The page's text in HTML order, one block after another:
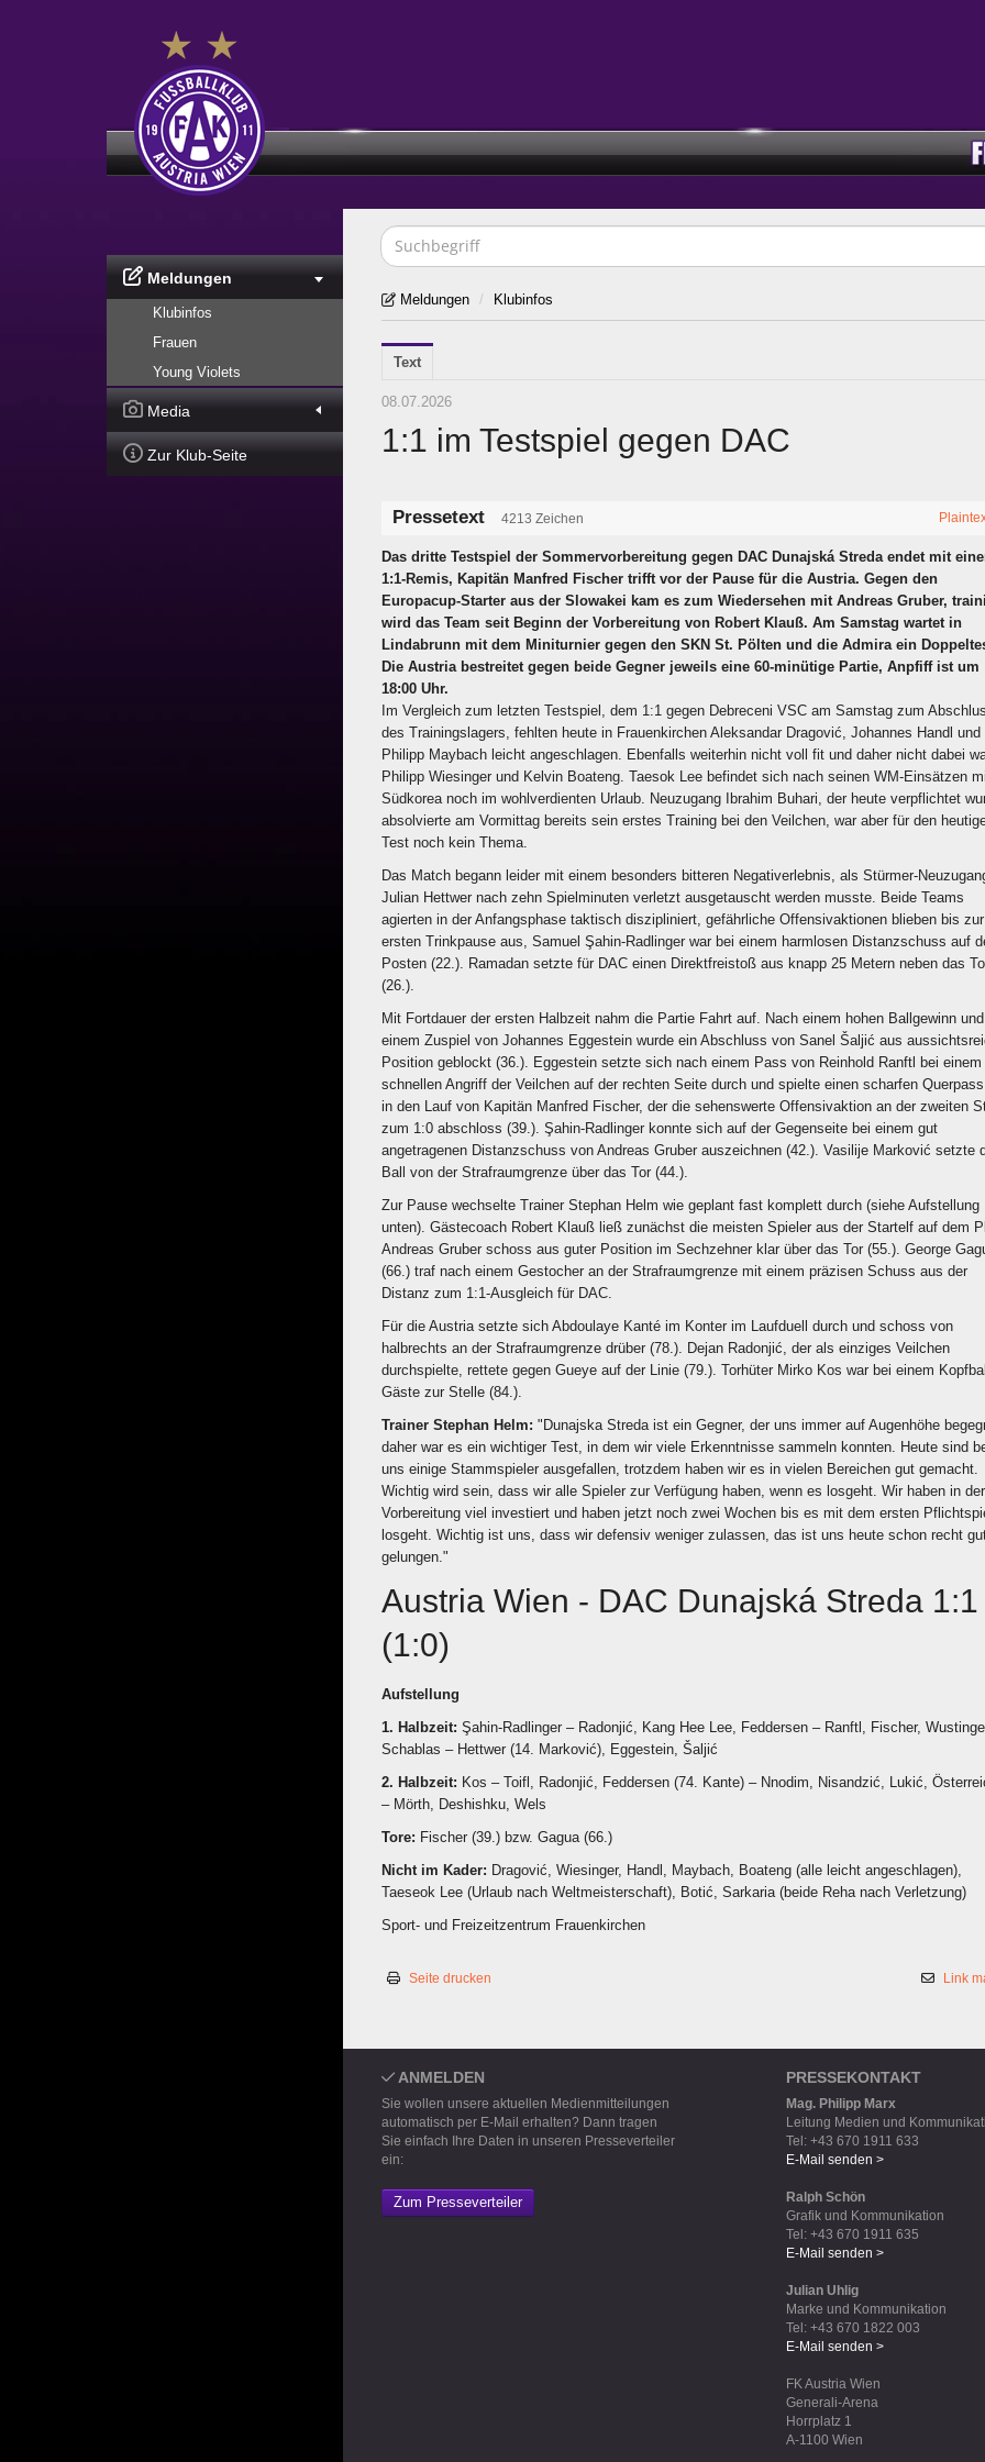
Meldungen
Klubinfos
Frauen
Young Violets
Media
Zur Klub-Seite
Meldungen / Klubinfos
Text
08.07.2026
1:1 im Testspiel gegen DAC
Pressetext 4213 Zeichen
Das dritte Testspiel der Sommervorbereitung gegen DAC Dunajská Streda endet mit
1:1-Remis, Kapitän Manfred Fischer trifft vor der Pause für die Austria. Gegen den
Europacup-Starter aus der Slowakei kam es zum Wiedersehen mit Andreas Gruber,
wird das Team seit Beginn der Vorbereitung von Robert Klauß. Am Samstag wartet in
Lindabrunn mit dem Miniturnier gegen den SKN St. Pölten und die Admira ein
Die Austria bestreitet gegen beide Gegner jeweils eine 60-minütige Partie, Anpfiff ist um
18:00 Uhr.
Im Vergleich zum letzten Testspiel, dem 1:1 gegen Debreceni VSC am Samstag zum
des Trainingslagers, fehlten heute in Frauenkirchen Aleksandar Dragović, Johannes Handl und
Philipp Maybach leicht angeschlagen. Ebenfalls weiterhin nicht voll fit und daher nicht dabei
Philipp Wiesinger und Kelvin Boateng. Taesok Lee befindet sich nach seinen WM-Einsätzen
Südkorea noch im wohlverdienten Urlaub. Neuzugang Ibrahim Buhari, der heute verpflichtet
absolvierte am Vormittag bereits sein erstes Training bei den Veilchen, war aber für den
Test noch kein Thema.
Das Match begann leider mit einem besonders bitteren Negativerlebnis, als Stürmer-
Julian Hettwer nach zehn Spielminuten verletzt ausgetauscht werden musste. Beide Teams
agierten in der Anfangsphase taktisch diszipliniert, gefährliche Offensivaktionen blieben bis zur
ersten Trinkpause aus, Samuel Şahin-Radlinger war bei einem harmlosen Distanzschuss auf
Posten (22.). Ramadan setzte für DAC einen Direktfreistoß aus knapp 25 Metern neben das
(26.).
Mit Fortdauer der ersten Halbzeit nahm die Partie Fahrt auf. Nach einem hohen Ballgewinn und
einem Zuspiel von Johannes Eggestein wurde ein Abschluss von Sanel Šaljić aus
Position geblockt (36.). Eggestein setzte sich nach einem Pass von Reinhold Ranftl bei einem
schnellen Angriff der Veilchen auf der rechten Seite durch und spielte einen scharfen Querpass
in den Lauf von Kapitän Manfred Fischer, der die sehenswerte Offensivaktion an der zweiten
zum 1:0 abschloss (39.). Şahin-Radlinger konnte sich auf der Gegenseite bei einem gut
angetragenen Distanzschuss von Andreas Gruber auszeichnen (42.). Vasilije Marković setzte
Ball von der Strafraumgrenze über das Tor (44.).
Zur Pause wechselte Trainer Stephan Helm wie geplant fast komplett durch (siehe Aufstellung
unten). Gästecoach Robert Klauß ließ zunächst die meisten Spieler aus der Startelf auf dem
Andreas Gruber schoss aus guter Position im Sechzehner klar über das Tor (55.). George
(66.) traf nach einem Gestocher an der Strafraumgrenze mit einem präzisen Schuss aus der
Distanz zum 1:1-Ausgleich für DAC.
Für die Austria setzte sich Abdoulaye Kanté im Konter im Laufduell durch und schoss von
halbrechts an der Strafraumgrenze drüber (78.). Dejan Radonjić, der als einziges Veilchen
durchspielte, rettete gegen Gueye auf der Linie (79.). Torhüter Mirko Kos war bei einem
Gäste zur Stelle (84.).
Trainer Stephan Helm: "Dunajska Streda ist ein Gegner, der uns immer auf Augenhöhe
daher war es ein wichtiger Test, in dem wir viele Erkenntnisse sammeln konnten. Heute sind
uns einige Stammspieler ausgefallen, trotzdem haben wir es in vielen Bereichen gut gemacht.
Wichtig wird sein, dass wir alle Spieler zur Verfügung haben, wenn es losgeht. Wir haben in der
Vorbereitung viel investiert und haben jetzt noch zwei Wochen bis es mit dem ersten
losgeht. Wichtig ist uns, dass wir defensiv weniger zulassen, das ist uns heute schon recht
gelungen."
Austria Wien - DAC Dunajská Streda 1:1
(1:0)
Aufstellung
1. Halbzeit: Şahin-Radlinger – Radonjić, Kang Hee Lee, Feddersen – Ranftl, Fischer,
Schablas – Hettwer (14. Marković), Eggestein, Šaljić
2. Halbzeit: Kos – Toifl, Radonjić, Feddersen (74. Kante) – Nnodim, Nisandzić, Lukić,
– Mörth, Deshishku, Wels
Tore: Fischer (39.) bzw. Gagua (66.)
Nicht im Kader: Dragović, Wiesinger, Handl, Maybach, Boateng (alle leicht angeschlagen),
Taeseok Lee (Urlaub nach Weltmeisterschaft), Botić, Sarkaria (beide Reha nach Verletzung)
Sport- und Freizeitzentrum Frauenkirchen
Seite drucken Link
ANMELDEN
Sie wollen unsere aktuellen Medienmitteilungen
automatisch per E-Mail erhalten? Dann tragen
Sie einfach Ihre Daten in unseren Presseverteiler
ein:
Zum Presseverteiler
PRESSEKONTAKT
Mag. Philipp Marx
Leitung Medien und
Tel: +43 670 1911 633
E-Mail senden >
Ralph Schön
Grafik und Kommunikation
Tel: +43 670 1911 635
E-Mail senden >
Julian Uhlig
Marke und Kommunikation
Tel: +43 670 1822 003
E-Mail senden >
FK Austria Wien
Generali-Arena
Horrplatz 1
A-1100 Wien